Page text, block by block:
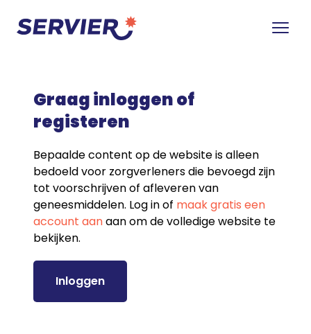
Graag inloggen of
registeren
Bepaalde content op de website is alleen
bedoeld voor zorgverleners die bevoegd zijn
tot voorschrijven of afleveren van
geneesmiddelen. Log in of maak gratis een
account aanaan om de volledige website te
bekijken.
Inloggen